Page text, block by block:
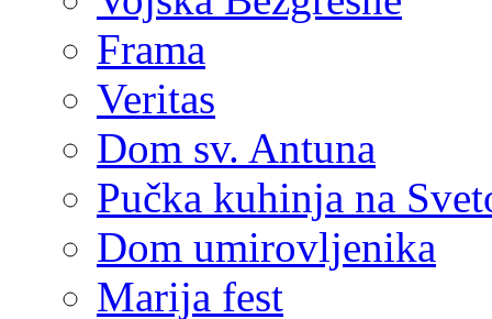
Frama
Veritas
Dom sv. Antuna
Pučka kuhinja na
Dom umirovljenika
Marija fest